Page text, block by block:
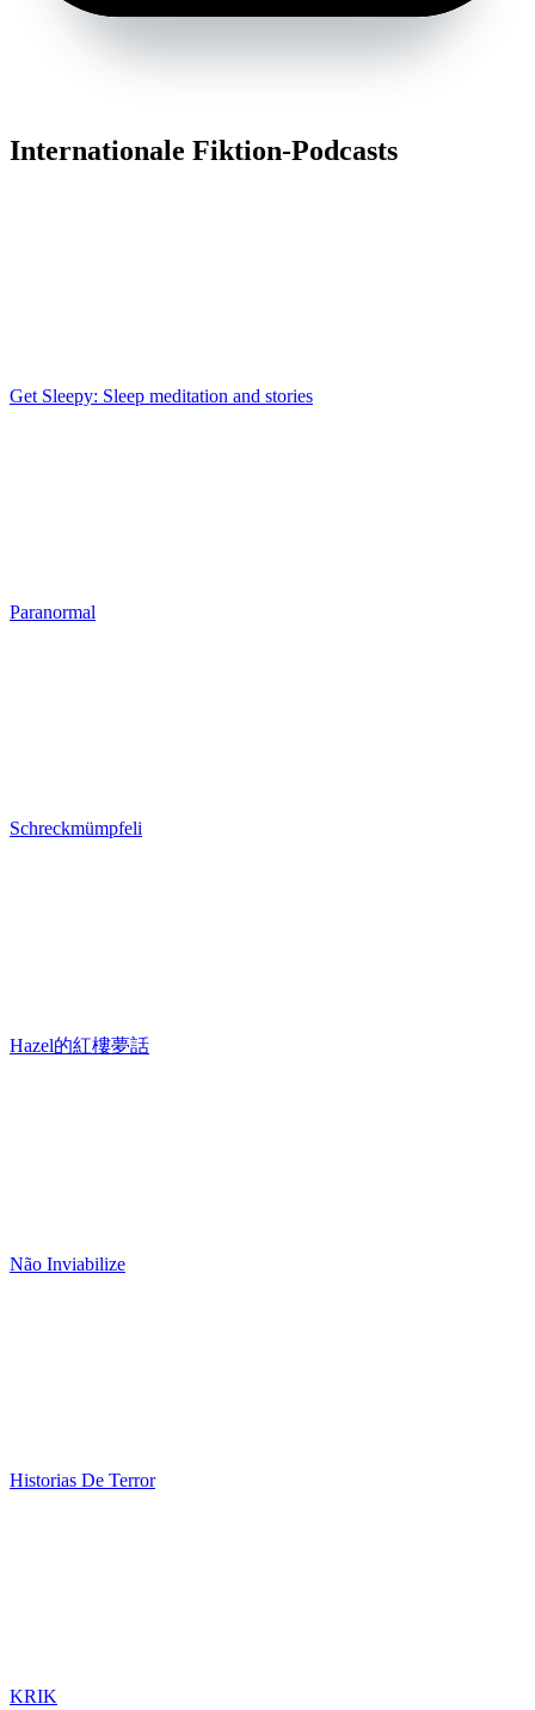
Internationale Fiktion-Podcasts
Get Sleepy: Sleep meditation and stories
Paranormal
Schreckmümpfeli
Hazel的紅樓夢話
Não Inviabilize
Historias De Terror
KRIK